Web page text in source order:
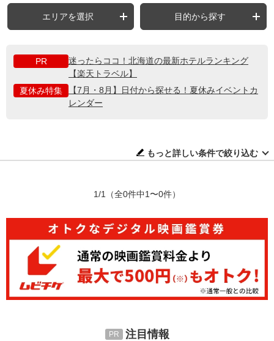
エリアを選択 目的から探す
PR
迷ったらココ！北海道の最新ホテルランキング
【楽天トラベル】
夏休み特集
【7月・8月】日付から探せる！夏休みイベントカ
レンダー
もっと詳しい条件で絞り込む
1/1 （全0件中1〜0件）
注目情報